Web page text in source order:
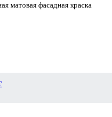
матовая фасадная краска